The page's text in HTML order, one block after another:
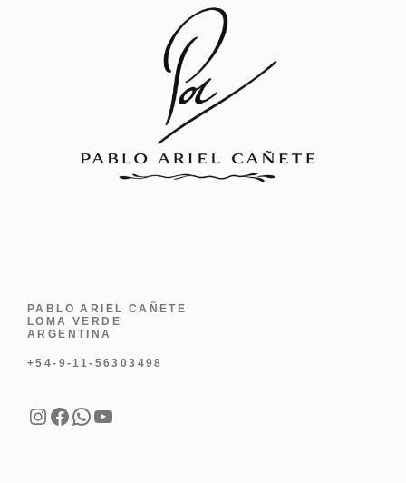
PABLO ARIEL CAÑETE
LOMA VERDE
ARGENTINA
+54-9-11-56303498
Instagram
Facebook
WhatsApp
YouTube